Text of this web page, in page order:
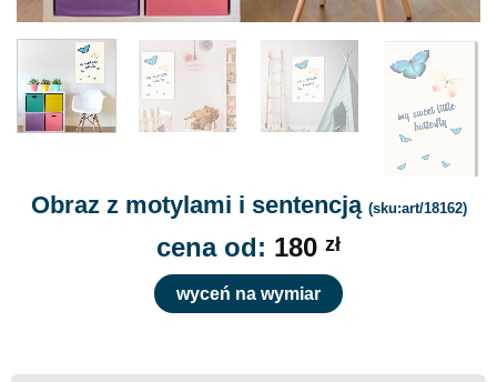
Obraz z motylami i sentencją (sku:art/18162)
cena od: 180 zł
wyceń na wymiar